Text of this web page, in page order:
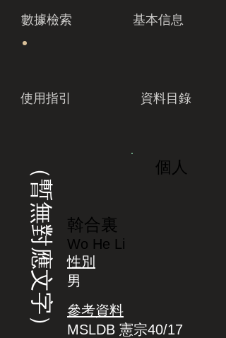
數據檢索 基本信息
使用指引 資料目錄
（暫無對應文字） 個人
斡合裏
Wo He Li
性別
男
參考資料
MSLDB 憲宗40/17